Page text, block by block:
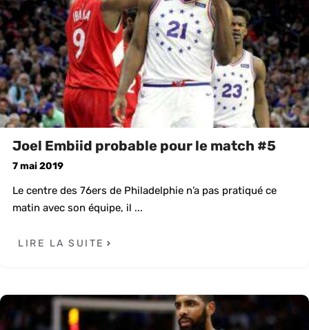
Joel Embiid probable pour le match #5
7 mai 2019
Le centre des 76ers de Philadelphie n’a pas pratiqué ce
matin avec son équipe, il ...
LIRE LA SUITE